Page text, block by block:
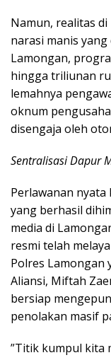
​Namun, realitas
narasi manis
Lamongan,
hingga triliunan
lemahnya
oknum
disengaja oleh
Sentralisasi Dapur
​Perlawanan
yang berhasil
media di
resmi telah
Polres Lamongan
Aliansi, Miftah
bersiap
penolakan masif
​”Titik kumpul kita